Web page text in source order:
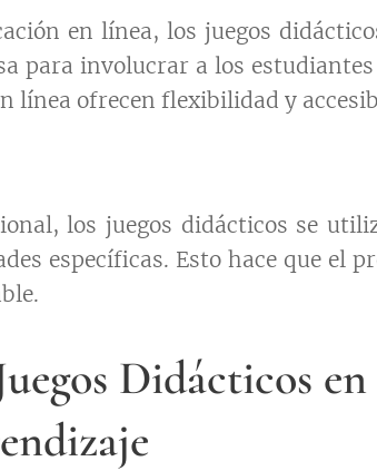
en línea, los juegos
para involucrar a los
línea ofrecen flexibilidad y
los juegos didácticos se
específicas. Esto hace que el
Didácticos